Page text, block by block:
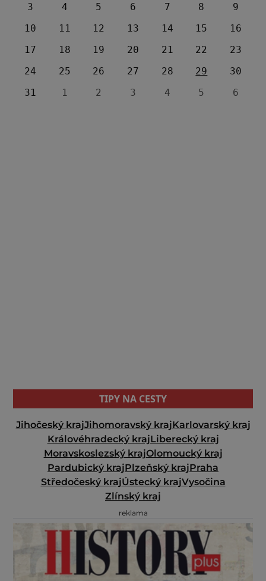
3
4 5 6 7 8
9
10
11 12 13 14 15
16
17
18 19 20 21 22
23
24
25 26 27 28 29
30
31
1 2 3 4 5 6
TIPY NA CESTY
Jihočeský krajJihomoravský krajKarlovarský kraj
Královéhradecký krajLiberecký kraj
Moravskoslezský krajOlomoucký kraj
Pardubický krajPlzeňský krajPraha
Středočeský krajÚstecký krajVysočina
Zlínský kraj
reklama